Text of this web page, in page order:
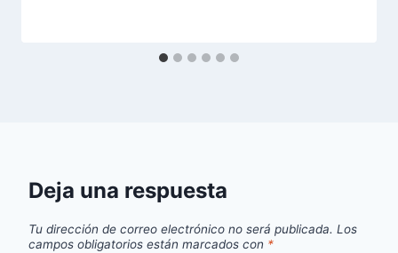
Deja una respuesta
Tu dirección de correo electrónico no será publicada. Los
campos obligatorios están marcados con *